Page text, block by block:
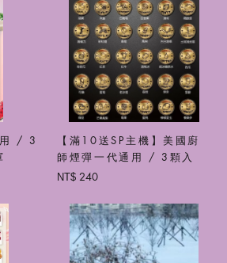
用 / 3
【滿10送SP主機】美國廚
師煙彈一代通用 / 3顆入
NT$ 240